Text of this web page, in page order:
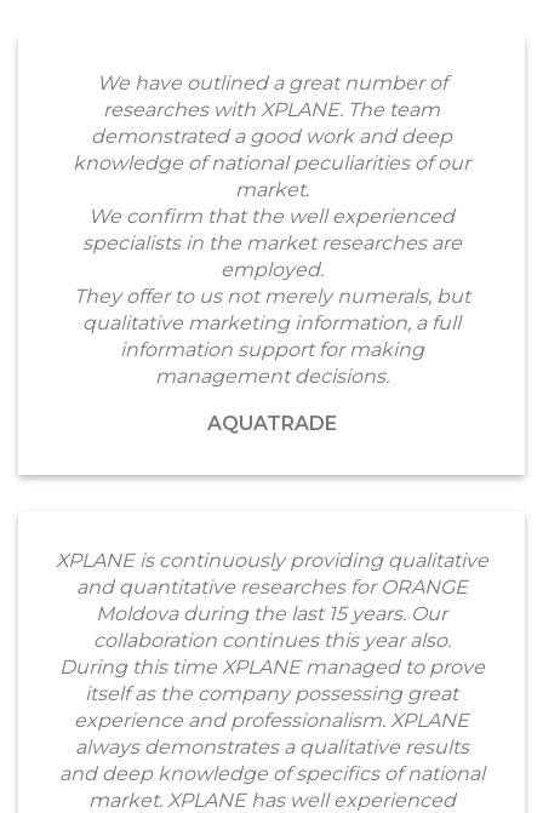
We have outlined a great number of
researches with XPLANE. The team
demonstrated a good work and deep
knowledge of national peculiarities of our
market.
We confirm that the well experienced
specialists in the market researches are
employed.
They offer to us not merely numerals, but
qualitative marketing information, a full
information support for making
management decisions.
AQUATRADE
XPLANE is continuously providing qualitative
and quantitative researches for ORANGE
Moldova during the last 15 years. Our
collaboration continues this year also.
During this time XPLANE managed to prove
itself as the company possessing great
experience and professionalism. XPLANE
always demonstrates a qualitative results
and deep knowledge of specifics of national
market. XPLANE has well experienced